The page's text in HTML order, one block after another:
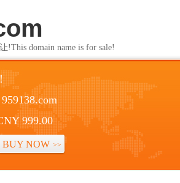
domain name is for sale!
959138.com
999.00
BUY NOW >>